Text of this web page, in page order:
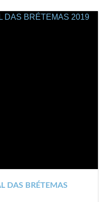
DAS BRÉTEMAS